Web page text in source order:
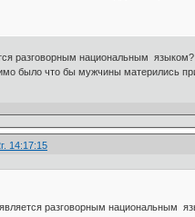
разговорным национальным языком?
было что бы мужчины матерились
14:17:15
разговорным национальным